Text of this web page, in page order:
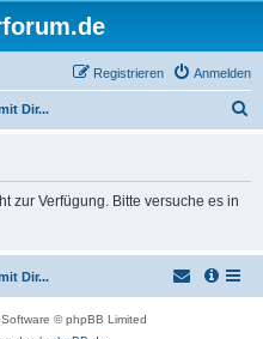
Anmelden
Registrieren
Dir...
zur Verfügung. Bitte versuche es in
Dir...
© phpBB Limited